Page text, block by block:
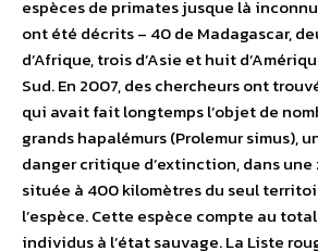
espèces de primates jusque là
ont été décrits – 40 de Madagascar,
d’Afrique, trois d’Asie et huit
Sud. En 2007, des chercheurs ont
qui avait fait longtemps l’objet de
grands hapalémurs (Prolemur simus),
danger critique d’extinction, dans une
située à 400 kilomètres du seul
l’espèce. Cette espèce compte au
individus à l’état sauvage. La Liste